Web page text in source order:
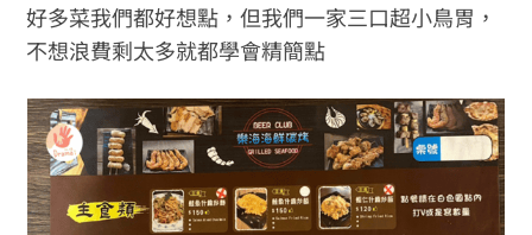
好多菜我們都好想點，但我們一家三口超小鳥胃，
不想浪費剩太多就都學會精簡點